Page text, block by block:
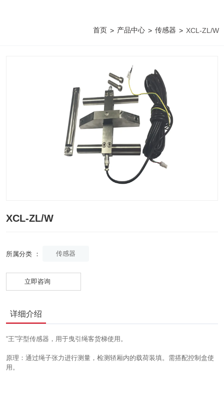
首页 > 产品中心 > 传感器 > XCL-ZL/W
XCL-ZL/W
所属分类 ： 传感器
立即咨询
详细介绍
“王”字型传感器，用于曳引绳客货梯使用。
原理：通过绳子张力进行测量，检测轿厢内的载荷装填。需搭配控制盒使
用。